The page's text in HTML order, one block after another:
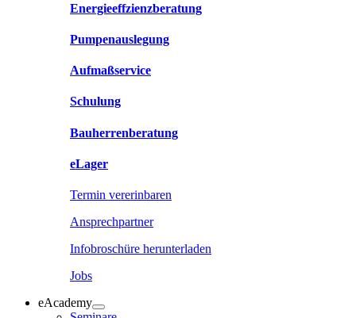
Energieeffzienzberatung
Pumpenauslegung
Aufmaßservice
Schulung
Bauherrenberatung
eLager
Termin vererinbaren
Ansprechpartner
Infobroschüre herunterladen
Jobs
eAcademy